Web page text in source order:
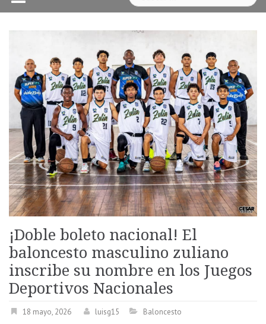
¡Doble boleto nacional! El
baloncesto masculino zuliano
inscribe su nombre en los Juegos
Deportivos Nacionales
18 mayo, 2026 luisg15 Baloncesto